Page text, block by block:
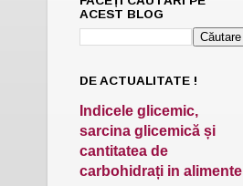
ACEST BLOG
DE ACTUALITATE !
Indicele glicemic,
sarcina glicemică și
cantitatea de
carbohidrați in alimente